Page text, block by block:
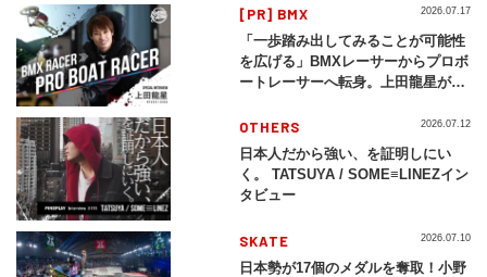
[PR] BMX
「一歩踏み出してみることが可能性
を広げる」BMXレーサーからプロボ
ートレーサーへ転身。上田龍星が体
2026.07.17
OTHERS
日本人だから強い、を証明しにい
く。 TATSUYA / SOME≡LINEZイン
タビュー
2026.07.12
SKATE
日本勢が17個のメダルを奪取！小野
2026.07.10